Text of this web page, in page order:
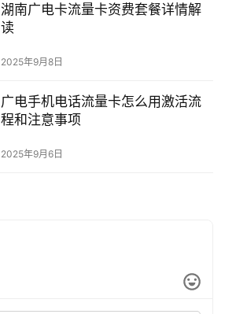
湖南广电卡流量卡资费套餐详情解
读
2025年9月8日
广电手机电话流量卡怎么用激活流
程和注意事项
2025年9月6日